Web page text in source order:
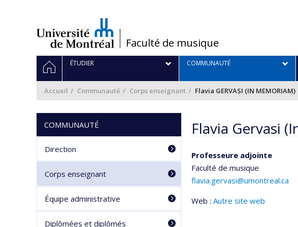
/Faculté de musique
Navigation
principale
ACCUEILÉTUDIER COMMUNAUTÉ
Accueil Communauté Corps enseignant Flavia GERVASI (IN MEMORIAM)
Flavia Gervasi
Professeure adjointe
Faculté de musique
flavia.gervasi@umontreal.ca
Web : Autre site web
COMMUNAUTÉ
Direction
Corps enseignant
Équipe administrative
Diplômées et diplômés